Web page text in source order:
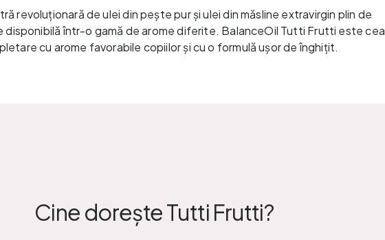
revoluționară de ulei din pește pur și ulei din măsline extravirgin plin de
disponibilă într-o gamă de arome diferite. BalanceOil Tutti Frutti este cea
cu arome favorabile copiilor și cu o formulă ușor de înghițit.
Cine dorește Tutti Frutti?